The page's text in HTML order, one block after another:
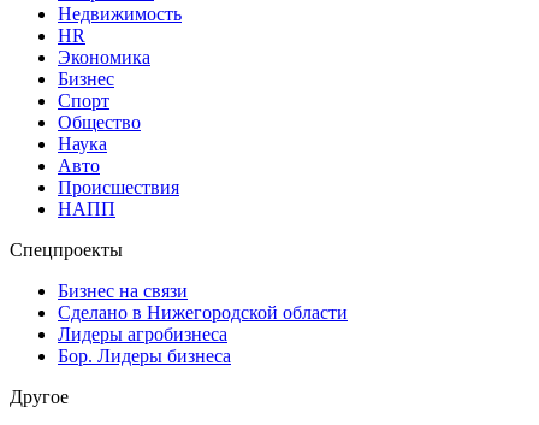
Недвижимость
HR
Экономика
Бизнес
Спорт
Общество
Наука
Авто
Происшествия
НАПП
Спецпроекты
Бизнес на связи
Сделано в Нижегородской области
Лидеры агробизнеса
Бор. Лидеры бизнеса
Другое